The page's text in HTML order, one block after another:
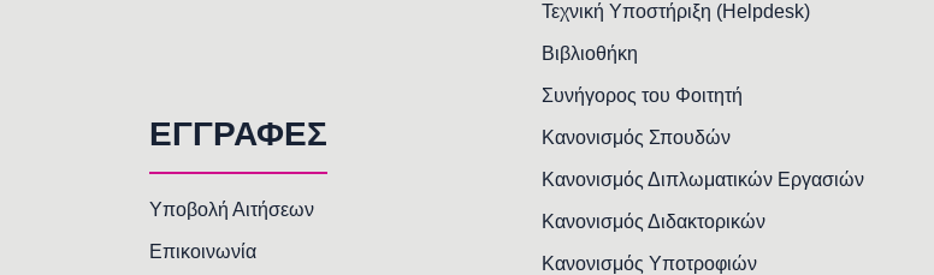
ΕΓΓΡΑΦΕΣ
Υποβολή Αιτήσεων
Επικοινωνία
Τεχνική Υποστήριξη (Helpdesk)
Βιβλιοθήκη
Συνήγορος του Φοιτητή
Κανονισμός Σπουδών
Κανονισμός Διπλωματικών Εργασιών
Κανονισμός Διδακτορικών
Κανονισμός Υποτροφιών